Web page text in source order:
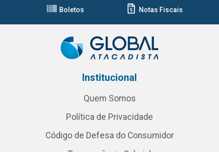
Boletos Notas Fiscais
Institucional
Quem Somos
Política de Privacidade
Código de Defesa do Consumidor